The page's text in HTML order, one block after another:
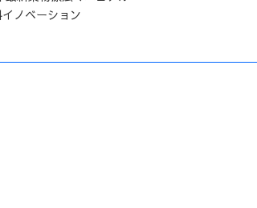
ノベーション